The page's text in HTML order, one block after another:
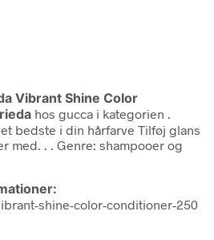
Vibrant Shine Color
hos gucca i kategorien .
bedste i din hårfarve Tilføj glans
med. . . Genre: shampooer og
shine-color-conditioner-250